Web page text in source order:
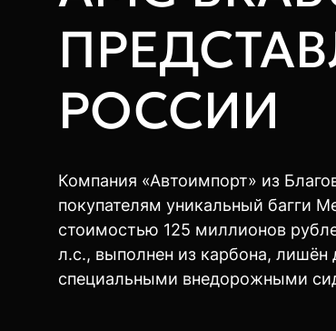
РОССИИ
Компания «Автоимпорт» из
покупателям уникальный багги
стоимостью 125 миллионов
л.с., выполнен из карбона, лишён
специальными внедорожными